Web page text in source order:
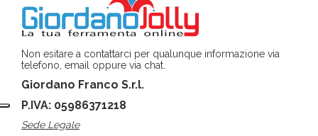
Non esitare a contattarci per qualunque informazione via
telefono, email oppure via chat.
Giordano Franco S.r.l.
P.IVA: 05986371218
Sede Legale